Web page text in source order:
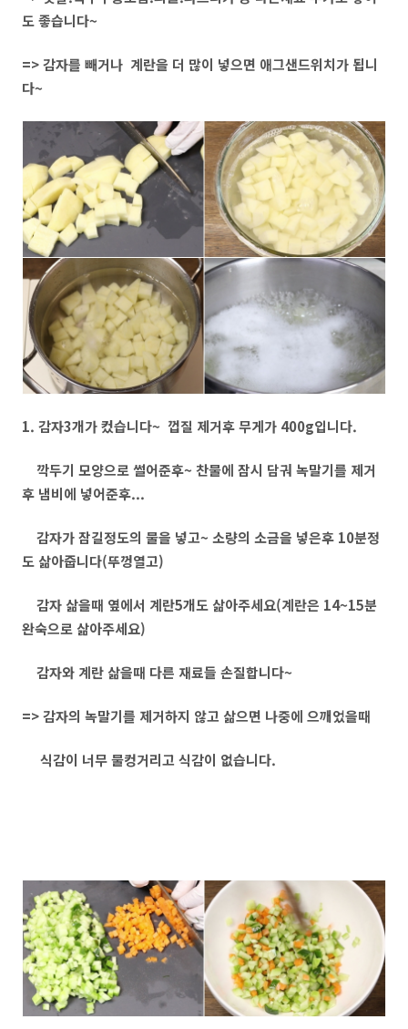
도 좋습니다~
=> 감자를 빼거나 계란을 더 많이 넣으면 애그샌드위치가 됩니
다~
1. 감자3개가 컸습니다~ 껍질 제거후 무게가 400g입니다.
깍두기 모양으로 썰어준후~ 찬물에 잠시 담궈 녹말기를 제거
후 냄비에 넣어준후...
감자가 잠길정도의 물을 넣고~ 소량의 소금을 넣은후 10분정
도 삶아줍니다(뚜껑열고)
감자 삶을때 옆에서 계란5개도 삶아주세요(계란은 14~15분
완숙으로 삶아주세요)
감자와 계란 삶을때 다른 재료들 손질합니다~
=> 감자의 녹말기를 제거하지 않고 삶으면 나중에 으깨었을때
식감이 너무 물컹거리고 식감이 없습니다.